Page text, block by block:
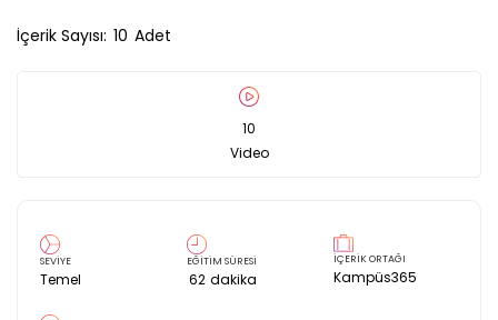
İçerik Sayısı: 10 Adet
10
Video
SEVİYE
Temel
EĞİTİM SÜRESİ
62 dakika
İÇERİK ORTAĞI
Kampüs365